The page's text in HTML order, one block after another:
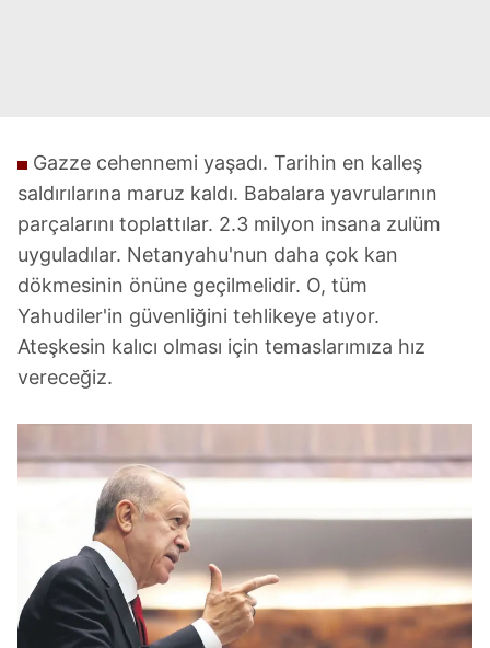
Gazze cehennemi yaşadı. Tarihin en kalleş
saldırılarına maruz kaldı. Babalara yavrularının
parçalarını toplattılar. 2.3 milyon insana zulüm
uyguladılar. Netanyahu'nun daha çok kan
dökmesinin önüne geçilmelidir. O, tüm
Yahudiler'in güvenliğini tehlikeye atıyor.
Ateşkesin kalıcı olması için temaslarımıza hız
vereceğiz.